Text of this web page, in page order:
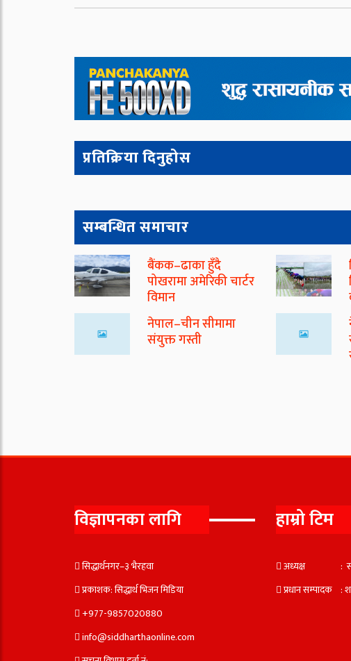
प्रतिक्रिया दिनुहोस
सम्बन्धित समाचार
बैंकक–ढाका हुँदै
पोखरामा अमेरिकी चार्टर
विमान
नेपाल–चीन सीमामा
संयुक्त गस्ती
विज्ञापनका लागि
सिद्धार्थनगर–३ भैरहवा
प्रकाशक: सिद्धार्थ भिजन मिडिया
+977-9857020880
info@siddharthaonline.com
हाम्रो टिम
अध्यक्ष :
प्रधान सम्पादक :